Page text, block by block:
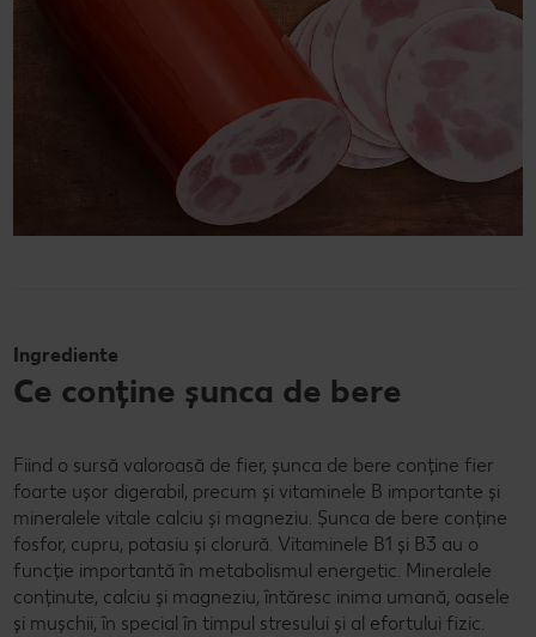
Ingrediente
Ce conține șunca de bere
Fiind o sursă valoroasă de fier, șunca de bere conține fier
foarte ușor digerabil, precum și vitaminele B importante și
mineralele vitale calciu și magneziu. Șunca de bere conține
fosfor, cupru, potasiu și clorură. Vitaminele B1 și B3 au o
funcție importantă în metabolismul energetic. Mineralele
conținute, calciu și magneziu, întăresc inima umană, oasele
și mușchii, în special în timpul stresului și al efortului fizic.